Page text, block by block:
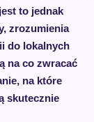
to jednak
zrozumienia
do lokalnych
na co zwracać
na które
skutecznie